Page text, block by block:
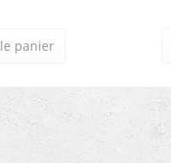
panier